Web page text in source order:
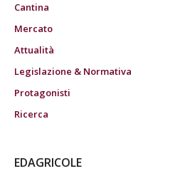
Cantina
Mercato
Attualità
Legislazione & Normativa
Protagonisti
Ricerca
EDAGRICOLE